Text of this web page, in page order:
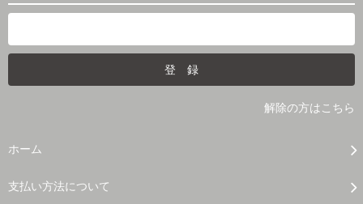
解除の方はこちら
ホーム
支払い方法について